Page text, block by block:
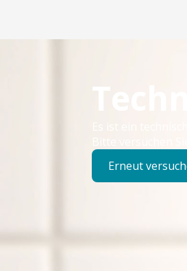
Es ist ein
Bitte versuchen
Erneut